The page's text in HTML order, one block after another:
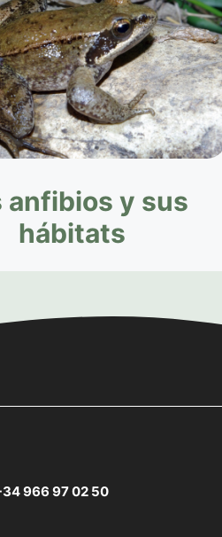
anfibios y sus
hábitats
966 97 02 50